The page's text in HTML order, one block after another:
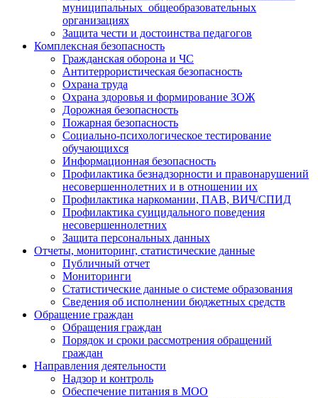
муниципальных общеобразовательных
организациях
Защита чести и достоинства педагогов
Комплексная безопасность
Гражданская оборона и ЧС
Антитеррористическая безопасность
Охрана труда
Охрана здоровья и формирование ЗОЖ
Дорожная безопасность
Пожарная безопасность
Социально-психологическое тестирование
обучающихся
Информационная безопасность
Профилактика безнадзорности и правонарушений
несовершеннолетних и в отношении их
Профилактика наркомании, ПАВ, ВИЧ/СПИД
Профилактика суицидального поведения
несовершеннолетних
Защита персональных данных
Отчеты, мониторинг, статистические данные
Публичный отчет
Мониторинги
Статистические данные о системе образования
Сведения об исполнении бюджетных средств
Обращение граждан
Обращения граждан
Порядок и сроки рассмотрения обращений
граждан
Направления деятельности
Надзор и контроль
Обеспечение питания в МОО